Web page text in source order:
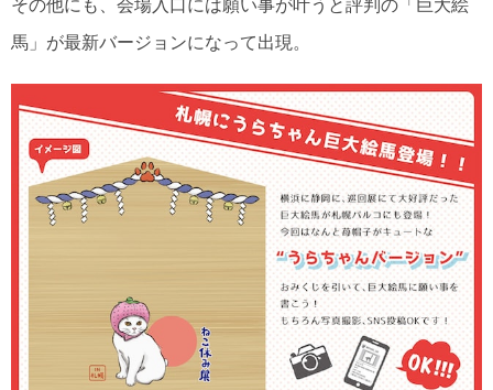
その他にも、会場入口には願い事が叶うと評判の「巨大絵
馬」が最新バージョンになって出現。